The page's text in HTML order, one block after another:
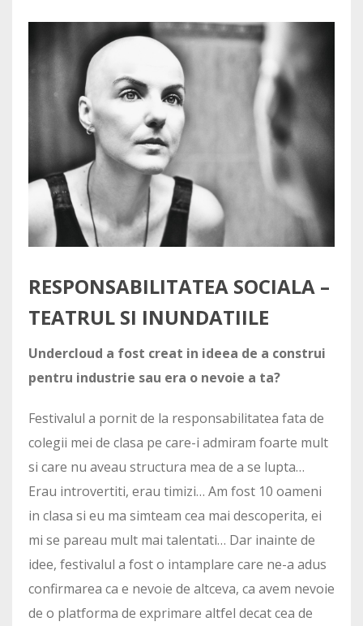
RESPONSABILITATEA SOCIALA –
TEATRUL SI INUNDATIILE
Undercloud a fost creat in ideea de a construi
pentru industrie sau era o nevoie a ta?
Festivalul a pornit de la responsabilitatea fata de
colegii mei de clasa pe care-i admiram foarte mult
si care nu aveau structura mea de a se lupta…
Erau introvertiti, erau timizi… Am fost 10 oameni
in clasa si eu ma simteam cea mai descoperita, ei
mi se pareau mult mai talentati… Dar inainte de
idee, festivalul a fost o intamplare care ne-a adus
confirmarea ca e nevoie de altceva, ca avem nevoie
de o platforma de exprimare altfel decat cea de